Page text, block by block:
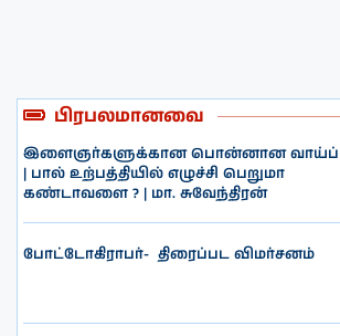
பிரபலமானவை
இளைஞர்களுக்கான பொன்னான
| பால் உற்பத்தியில் எழுச்சி பெறுமா
கண்டாவளை ? | மா. சுவேந்திரன்
போட்டோகிராபர்- ‌ திரைப்பட விமர்சனம்